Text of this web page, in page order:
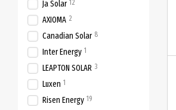
Ja Solar 12
AXIOMA 2
Canadian Solar 8
Inter Energy 1
LEAPTON SOLAR 3
Luxen 1
Risen Energy 19